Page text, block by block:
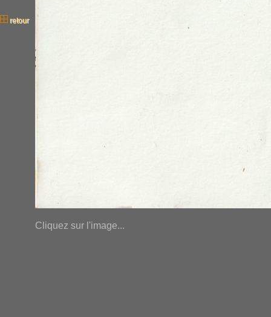
retour
Cliquez sur l'image...